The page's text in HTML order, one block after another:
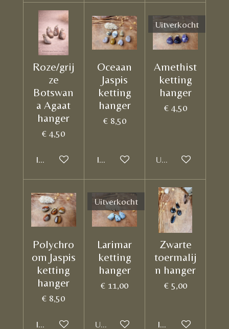
Roze/grij
ze
Botswan
a Agaat
hanger
€ 4,50
In winkelwagen
Oceaan
Jaspis
ketting
hanger
€ 8,50
In winkelwagen
Uitverkocht
Amethist
ketting
hanger
€ 4,50
Uitverkocht
Polychro
om Jaspis
ketting
hanger
€ 8,50
In winkelwagen
Uitverkocht
Larimar
ketting
hanger
€ 11,00
Uitverkocht
Zwarte
toermalij
n hanger
€ 5,00
In winkelwagen